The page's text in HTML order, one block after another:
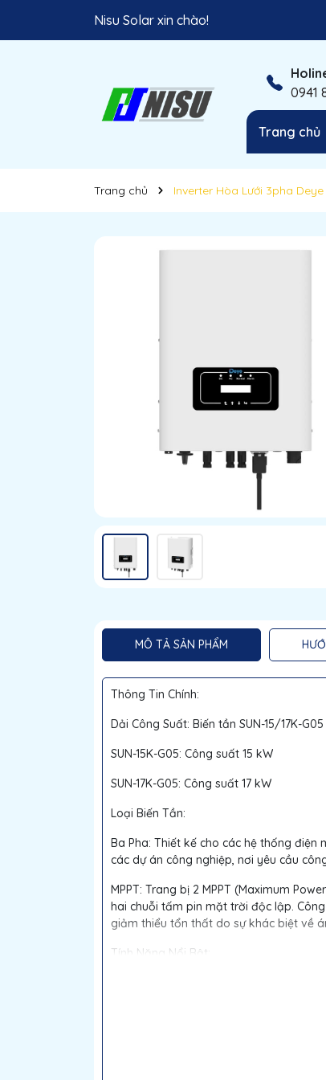
Nisu Solar xin chào!
Hãy sử dụng năng lượng sạch!
0941
Trang chủ
Trang chủ Inverter Hòa Lưới 3pha Deye
MÔ TẢ SẢN PHẨM
Thông Tin Chính:
Dải Công Suất: Biến tần SUN-15/17K-
SUN-15K-G05: Công suất 15 kW
SUN-17K-G05: Công suất 17 kW
Loại Biến Tần:
Ba Pha: Thiết kế cho các hệ thống
các dự án công nghiệp, nơi yêu cầu
MPPT: Trang bị 2 MPPT (Maximum
hai chuỗi tấm pin mặt trời độc lập.
giảm thiểu tổn thất do sự khác biệt về
Tính Năng Nổi Bật:
Độ Tin Cậy: Được thiết kế với linh kiện